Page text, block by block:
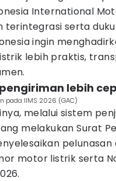
International
terintegrasi serta
ingin
lebih praktis,
lebih
pada IIMS 2026 (GAC)
melalui sistem
melakukan Surat
pelunasan
motor listrik serta